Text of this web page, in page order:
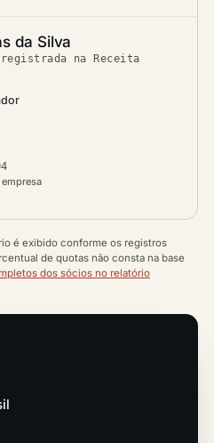
da Silva
na Receita
é exibido conforme os registros
de quotas não consta na base
dos sócios no relatório